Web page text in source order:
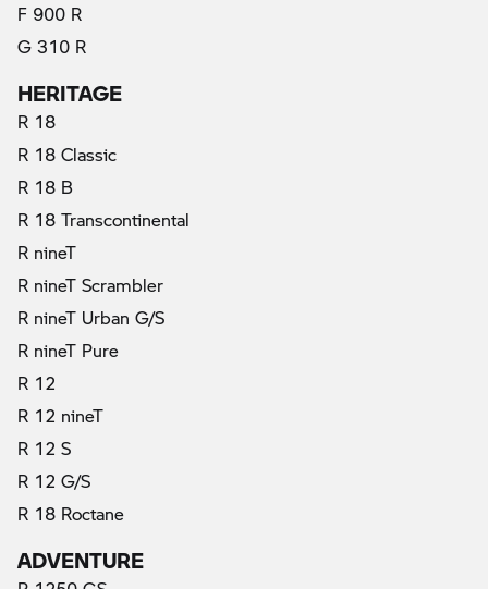
F 900 R
G 310 R
HERITAGE
R 18
R 18 Classic
R 18 B
R 18 Transcontinental
R nineT
R nineT Scrambler
R nineT Urban G/S
R nineT Pure
R 12
R 12 nineT
R 12 S
R 12 G/S
R 18 Roctane
ADVENTURE